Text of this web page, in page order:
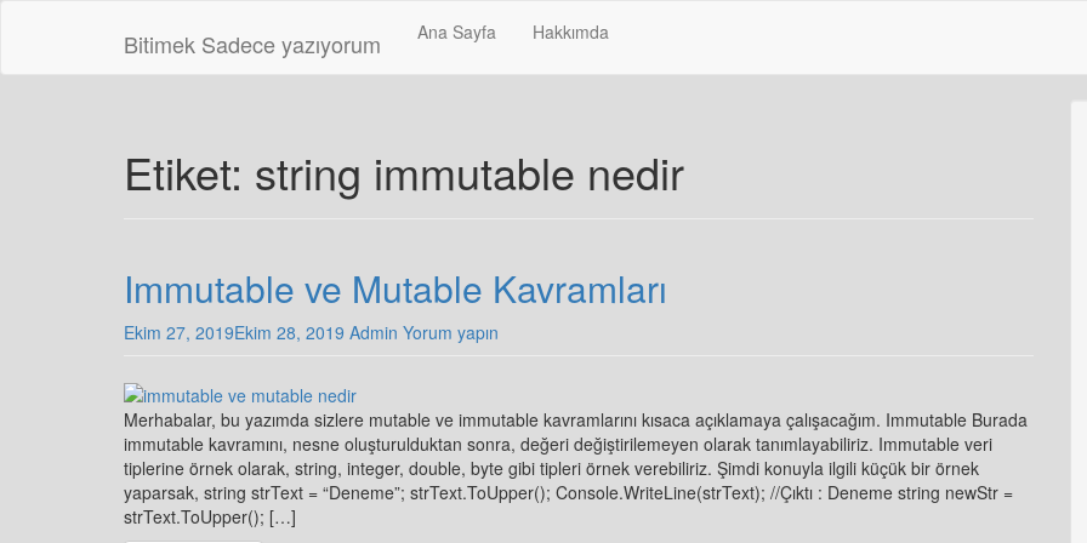
Bitimek Sadece yazıyorum Ana Sayfa Hakkımda
Etiket: string immutable nedir
Immutable ve Mutable Kavramları
Ekim 27, 2019Ekim 28, 2019 Admin Yorum yapın
Merhabalar, bu yazımda sizlere mutable ve immutable kavramlarını kısaca açıklamaya çalışacağım. Immutable Burada
immutable kavramını, nesne oluşturulduktan sonra, değeri değiştirilemeyen olarak tanımlayabiliriz. Immutable veri
tiplerine örnek olarak, string, integer, double, byte gibi tipleri örnek verebiliriz. Şimdi konuyla ilgili küçük bir örnek
yaparsak, string strText = “Deneme”; strText.ToUpper(); Console.WriteLine(strText); //Çıktı : Deneme string newStr =
strText.ToUpper(); […]